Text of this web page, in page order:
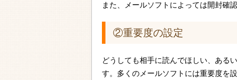
また、メールソフトによっては開封確
②重要度の設定
どうしても相手に読んでほしい、ある
す。多くのメールソフトには重要度を